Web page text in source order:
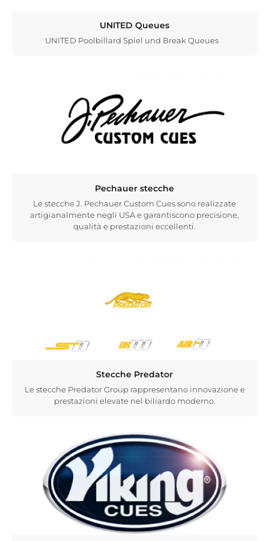
UNITED Queues
UNITED Poolbillard Spiel und Break Queues
Pechauer stecche
Le stecche J. Pechauer Custom Cues sono realizzate
artigianalmente negli USA e garantiscono precisione,
qualità e prestazioni eccellenti.
Stecche Predator
Le stecche Predator Group rappresentano innovazione e
prestazioni elevate nel biliardo moderno.